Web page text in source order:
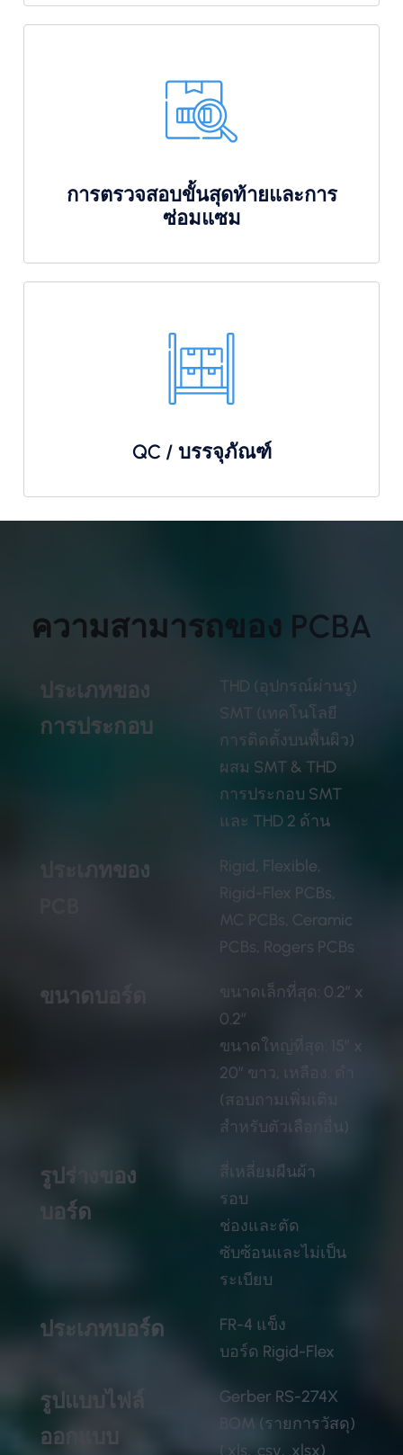
การตรวจสอบขั้นสุดท้ายและการ
ซ่อมแซม
QC / บรรจุภัณฑ์
ความสามารถของ PCBA
ประเภทของ
การประกอบ
THD (อุปกรณ์ผ่านรู)
SMT (เทคโนโลยี
การติดตั้งบนพื้นผิว)
ผสม SMT & THD
การประกอบ SMT
และ THD 2 ด้าน
ประเภทของ
Rigid, Flexible,
Rigid-Flex PCBs,
MC PCBs, Ceramic
PCBs, Rogers PCBs
ขนาดบอร์ด
ขนาดเล็กที่สุด: 0.2″ x
0.2″
ขนาดใหญ่ที่สุด: 15″ x
20″ ขาว, เหลือง, ดำ
(สอบถามเพิ่มเติม
สำหรับตัวเลือกอื่น)
รูปร่างของ
บอร์ด
สี่เหลี่ยมผืนผ้า
รอบ
ช่องและตัด
ซับซ้อนและไม่เป็น
ระเบียบ
ประเภทบอร์ด
FR-4 แข็ง
บอร์ด Rigid-Flex
รูปแบบไฟล์
ออกแบบ
Gerber RS-274X
BOM (รายการวัสดุ)
(.xls, .csv, .xlsx)